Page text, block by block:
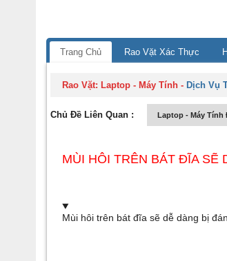
Trang Chủ Rao Vặt Xác Thực
Rao Vặt: Laptop - Máy Tính - Dịch Vụ
Chủ Đề Liên Quan : Laptop - Máy Tính
MÙI HÔI TRÊN BÁT ĐĨA SẼ
Mùi hôi trên bát đĩa sẽ dễ dàng bị